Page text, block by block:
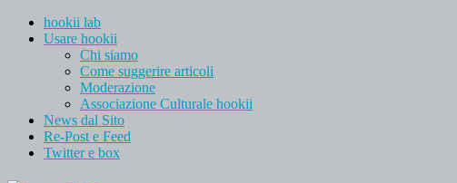
hookii lab
Usare hookii
Chi siamo
Come suggerire articoli
Moderazione
Associazione Culturale hookii
News dal Sito
Re-Post e Feed
Twitter e box